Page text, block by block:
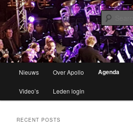
Apollo Grou
Brassband
Skip
to
Nieuws Over Apollo Agenda
Video’s Leden login
RECENT POSTS